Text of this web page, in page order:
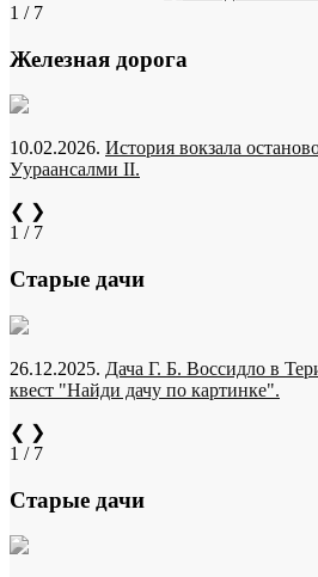
1 / 7
Железная дорога
10.02.2026. История вокзала
Уураансалми II.
❮ ❯
1 / 7
Старые дачи
26.12.2025. Дача Г. Б. Воссидло в
квест "Найди дачу по картинке".
❮ ❯
1 / 7
Старые дачи